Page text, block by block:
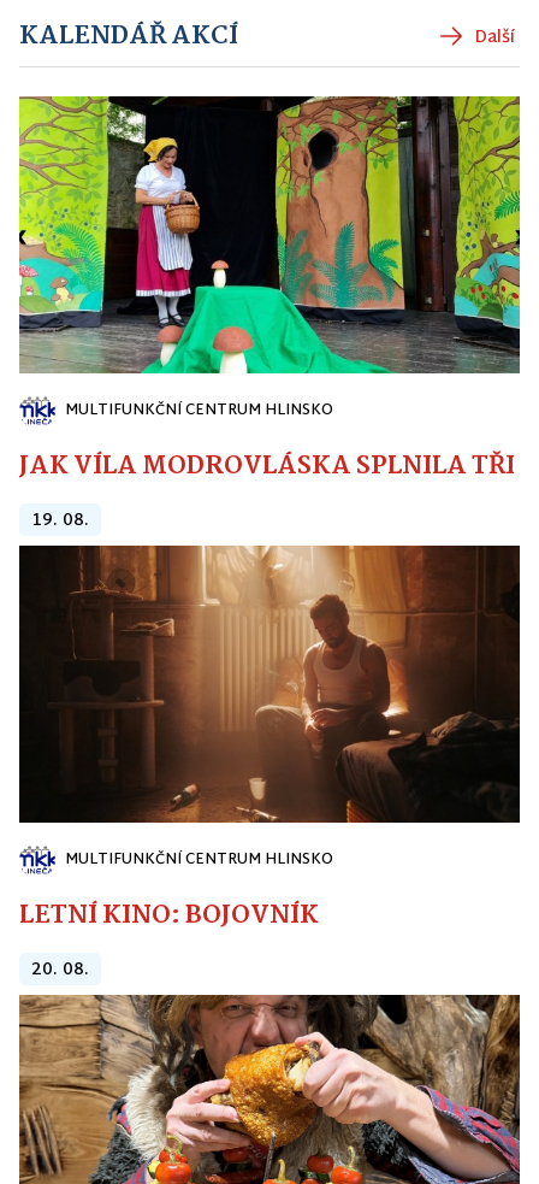
KALENDÁŘ AKCÍ Další
MULTIFUNKČNÍ CENTRUM HLINSKO
JAK VÍLA MODROVLÁSKA SPLNILA
19. 08.
MULTIFUNKČNÍ CENTRUM HLINSKO
LETNÍ KINO: BOJOVNÍK
20. 08.